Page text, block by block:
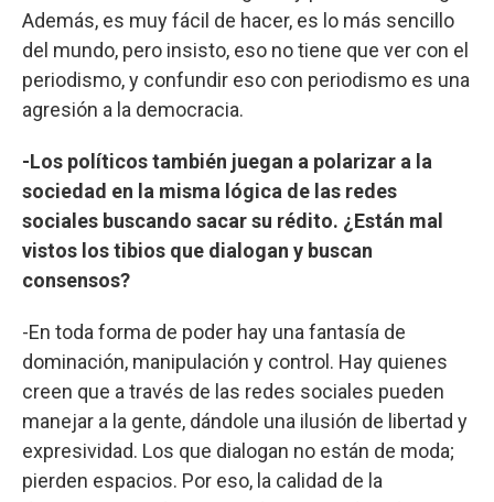
Además, es muy fácil de hacer, es lo más sencillo
del mundo, pero insisto, eso no tiene que ver con el
periodismo, y confundir eso con periodismo es una
agresión a la democracia.
-Los políticos también juegan a polarizar a la
sociedad en la misma lógica de las redes
sociales buscando sacar su rédito. ¿Están mal
vistos los tibios que dialogan y buscan
consensos?
-En toda forma de poder hay una fantasía de
dominación, manipulación y control. Hay quienes
creen que a través de las redes sociales pueden
manejar a la gente, dándole una ilusión de libertad y
expresividad. Los que dialogan no están de moda;
pierden espacios. Por eso, la calidad de la